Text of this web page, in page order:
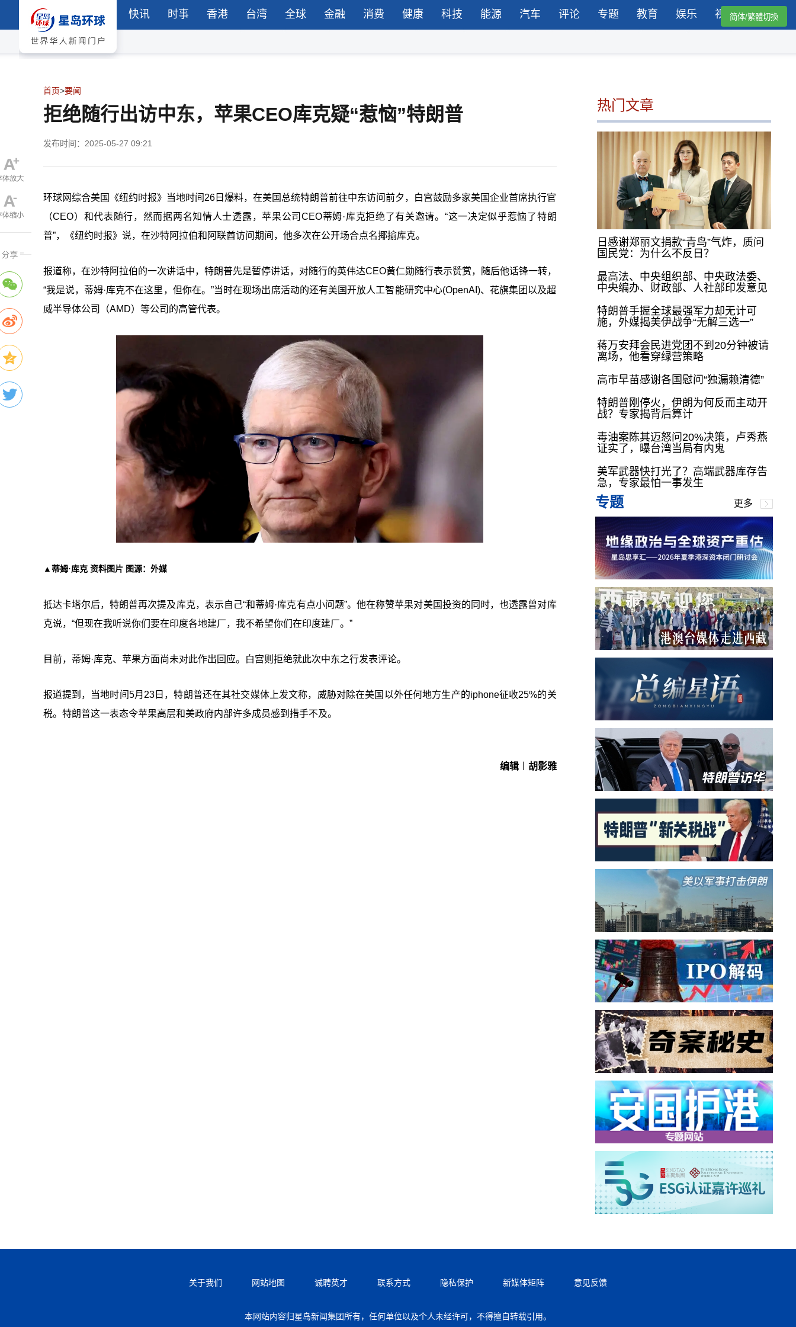
快讯 时事 香港 台湾 全球 金融 消费 健康 科技 能源 汽车 评论 专题 教育 娱乐 视频简体/繁體切換
首页>要闻
拒绝随行出访中东，苹果CEO库克疑“惹恼”特朗普
发布时间：2025-05-27 09:21
环球网综合美国《纽约时报》当地时间26日爆料，在美国总统特朗普前往中东访问前夕，白宫鼓励多家美国企业首席执行官
（CEO）和代表随行，然而据两名知情人士透露，苹果公司CEO蒂姆·库克拒绝了有关邀请。“这一决定似乎惹恼了特朗
普”，《纽约时报》说，在沙特阿拉伯和阿联酋访问期间，他多次在公开场合点名揶揄库克。
报道称，在沙特阿拉伯的一次讲话中，特朗普先是暂停讲话，对随行的英伟达CEO黄仁勋随行表示赞赏，随后他话锋一转，
“我是说，蒂姆·库克不在这里，但你在。”当时在现场出席活动的还有美国开放人工智能研究中心(OpenAI)、花旗集团以及超
威半导体公司（AMD）等公司的高管代表。
▲蒂姆·库克 资料图片 图源：外媒
抵达卡塔尔后，特朗普再次提及库克，表示自己“和蒂姆·库克有点小问题”。他在称赞苹果对美国投资的同时，也透露曾对库
克说，“但现在我听说你们要在印度各地建厂，我不希望你们在印度建厂。”
目前，蒂姆·库克、苹果方面尚未对此作出回应。白宫则拒绝就此次中东之行发表评论。
报道提到，当地时间5月23日，特朗普还在其社交媒体上发文称，威胁对除在美国以外任何地方生产的iphone征收25%的关
税。特朗普这一表态令苹果高层和美政府内部许多成员感到措手不及。
编辑︱胡影雅
热门文章
日感谢郑丽文捐款“青鸟”气炸，质问
国民党：为什么不反日？
最高法、中央组织部、中央政法委、
中央编办、财政部、人社部印发意见
特朗普手握全球最强军力却无计可
施，外媒揭美伊战争“无解三选一”
蒋万安拜会民进党团不到20分钟被请
离场，他看穿绿营策略
高市早苗感谢各国慰问“独漏赖清德”
特朗普刚停火，伊朗为何反而主动开
战？专家揭背后算计
毒油案陈其迈怒问20%决策，卢秀燕
证实了，曝台湾当局有内鬼
美军武器快打光了？高端武器库存告
急，专家最怕一事发生
专题 更多
关于我们 网站地图 诚聘英才 联系方式 隐私保护 新媒体矩阵 意见反馈
本网站内容归星岛新闻集团所有，任何单位以及个人未经许可，不得擅自转载引用。